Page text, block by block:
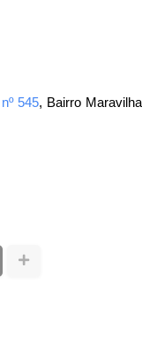
545, Bairro